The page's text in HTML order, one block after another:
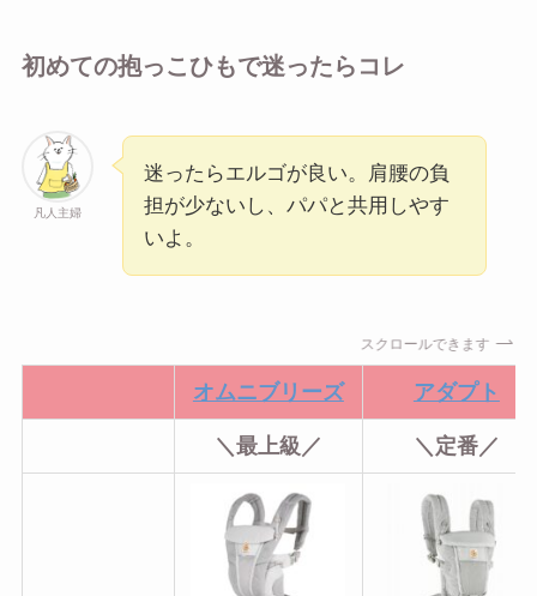
初めての抱っこひもで迷ったらコレ
凡人主婦
迷ったらエルゴが良い。肩腰の負
担が少ないし、パパと共用しやす
いよ。
スクロールできます
オムニブリーズ アダプト
＼最上級／ ＼定番／